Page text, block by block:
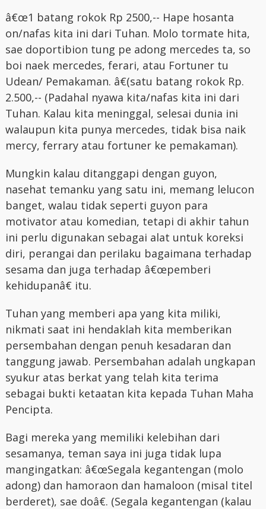
â€œ1 batang rokok Rp 2500,-- Hape hosanta
on/nafas kita ini dari Tuhan. Molo tormate hita,
sae doportibion tung pe adong mercedes ta, so
boi naek mercedes, ferari, atau Fortuner tu
Udean/ Pemakaman. â€(satu batang rokok Rp.
2.500,-- (Padahal nyawa kita/nafas kita ini dari
Tuhan. Kalau kita meninggal, selesai dunia ini
walaupun kita punya mercedes, tidak bisa naik
mercy, ferrary atau fortuner ke pemakaman).
Mungkin kalau ditanggapi dengan guyon,
nasehat temanku yang satu ini, memang lelucon
banget, walau tidak seperti guyon para
motivator atau komedian, tetapi di akhir tahun
ini perlu digunakan sebagai alat untuk koreksi
diri, perangai dan perilaku bagaimana terhadap
sesama dan juga terhadap â€œpemberi
kehidupanâ€ itu.
Tuhan yang memberi apa yang kita miliki,
nikmati saat ini hendaklah kita memberikan
persembahan dengan penuh kesadaran dan
tanggung jawab. Persembahan adalah ungkapan
syukur atas berkat yang telah kita terima
sebagai bukti ketaatan kita kepada Tuhan Maha
Pencipta.
Bagi mereka yang memiliki kelebihan dari
sesamanya, teman saya ini juga tidak lupa
mangingatkan: â€œSegala kegantengan (molo
adong) dan hamoraon dan hamaloon (misal titel
berderet), sae doâ€. (Segala kegantengan (kalau